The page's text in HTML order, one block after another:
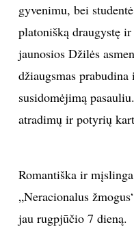
gyvenimu, bei
platonišką draugystę
jaunosios Džilės
džiaugsmas
susidomėjimą
atradimų ir potyrių
Romantiška ir
„Neracionalus
jau rugpjūčio 7 dieną.